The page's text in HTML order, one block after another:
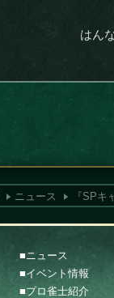
はん
ニュース 『SPキ
■ニュース
■イベント情報
■プロ雀士紹介